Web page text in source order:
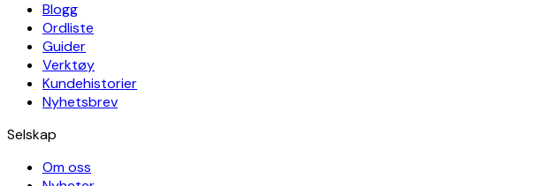
Blogg
Ordliste
Guider
Verktøy
Kundehistorier
Nyhetsbrev
Selskap
Om oss